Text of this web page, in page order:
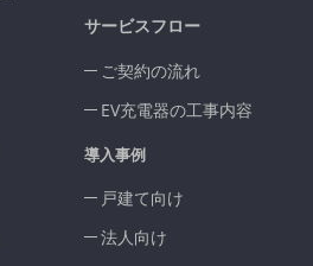
サービスフロー
ご契約の流れ
EV充電器の工事内容
導入事例
戸建て向け
法人向け